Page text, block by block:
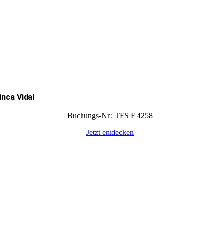
Vidal
Buchungs-Nr.: TFS F 4258
Jetzt entdecken